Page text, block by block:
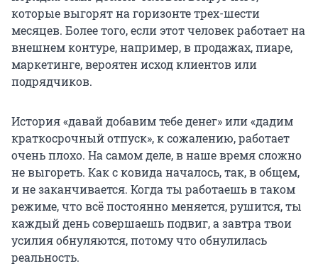
которые выгорят на горизонте трех-шести
месяцев. Более того, если этот человек работает на
внешнем контуре, например, в продажах, пиаре,
маркетинге, вероятен исход клиентов или
подрядчиков.
История «давай добавим тебе денег» или «дадим
краткосрочный отпуск», к сожалению, работает
очень плохо. На самом деле, в наше время сложно
не выгореть. Как с ковида началось, так, в общем,
и не заканчивается. Когда ты работаешь в таком
режиме, что всё постоянно меняется, рушится, ты
каждый день совершаешь подвиг, а завтра твои
усилия обнуляются, потому что обнулилась
реальность.